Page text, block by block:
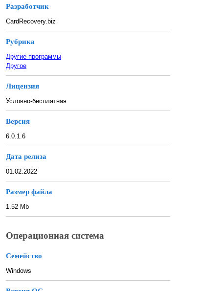
Разработчик
CardRecovery.biz
Рубрика
Другие программы
Другое
Лицензия
Условно-бесплатная
Версия
6.0.1.6
Дата релиза
01.02.2022
Размер файла
1.52 Mb
Операционная система
Семейство
Windows